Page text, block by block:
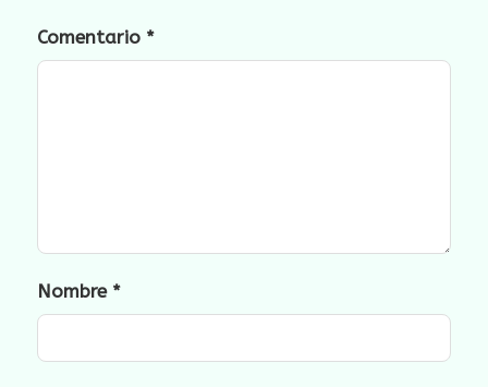
Comentario *
Nombre *